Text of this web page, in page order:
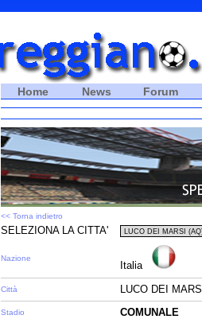
Home News Forum
<< Torna indietro
SELEZIONA LA CITTA'
Nazione
Italia
Città LUCO DEI
Stadio COMUNALE